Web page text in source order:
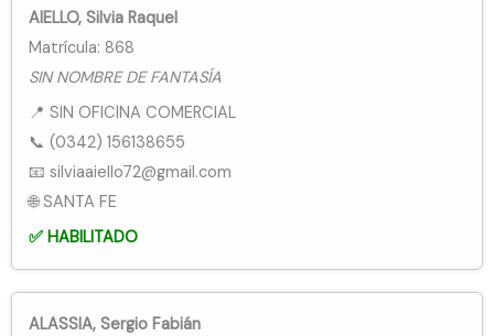
AIELLO, Silvia Raquel
Matrícula: 868
SIN NOMBRE DE FANTASÍA
📍 SIN OFICINA COMERCIAL
📞 (0342) 156138655
📧 silviaaiello72@gmail.com
🌐 SANTA FE
✅ HABILITADO
ALASSIA, Sergio Fabián